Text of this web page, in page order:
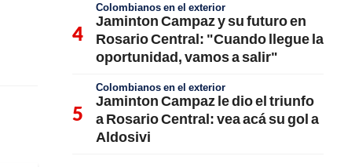
Colombianos en el exterior
Jaminton Campaz y su futuro en
Rosario Central: "Cuando llegue la
oportunidad, vamos a salir"
Colombianos en el exterior
Jaminton Campaz le dio el triunfo
a Rosario Central: vea acá su gol a
Aldosivi